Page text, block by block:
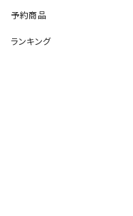
予約商品
ランキング